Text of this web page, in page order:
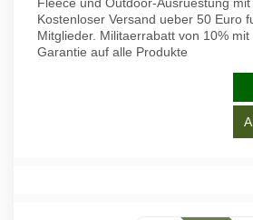
Kostenloser Versand ueber 50 Euro
Mitglieder. Militaerrabatt von 10%
Garantie auf alle Produkte